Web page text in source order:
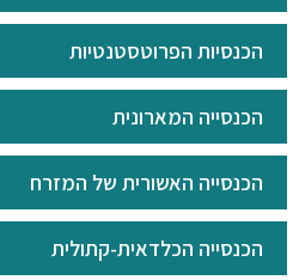
הכנסיות הפרוטסטנטיות
הכנסייה המארונית
הכנסייה האשורית של המזרח
הכנסייה הכלדאית-קתולית